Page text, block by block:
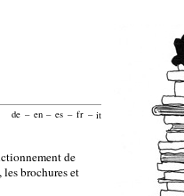
de – en – es – fr – it
de
brochures et